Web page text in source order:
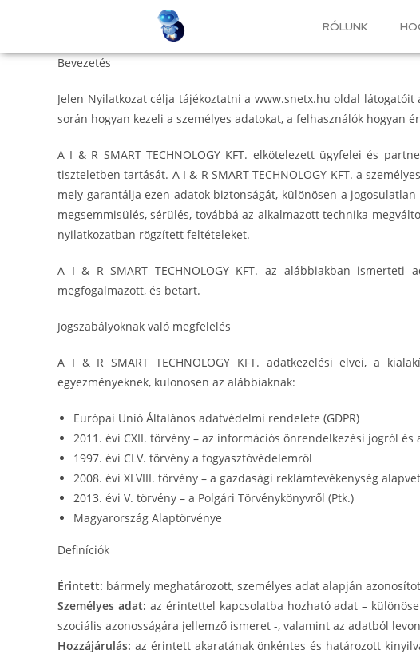
RÓLUNK
Bevezetés
Jelen Nyilatkozat célja tájékoztatni a www.snetx.hu oldal látogatóit
során hogyan kezeli a személyes adatokat, a felhasználók hogyan
A I & R SMART TECHNOLOGY KFT. elkötelezett ügyfelei és
tiszteletben tartását. A I & R SMART TECHNOLOGY KFT. a
mely garantálja ezen adatok biztonságát, különösen a
megsemmisülés, sérülés, továbbá az alkalmazott technika
nyilatkozatban rögzített feltételeket.
A I & R SMART TECHNOLOGY KFT. az alábbiakban
megfogalmazott, és betart.
Jogszabályoknak való megfelelés
A I & R SMART TECHNOLOGY KFT. adatkezelési elvei, a
egyezményeknek, különösen az alábbiaknak:
Európai Unió Általános adatvédelmi rendelete (GDPR)
2011. évi CXII. törvény – az információs önrendelkezési jogról
1997. évi CLV. törvény a fogyasztóvédelemről
2008. évi XLVIII. törvény – a gazdasági reklámtevékenység
2013. évi V. törvény – a Polgári Törvénykönyvről (Ptk.)
Magyarország Alaptörvénye
Definíciók
Érintett: bármely meghatározott, személyes adat alapján
Személyes adat: az érintettel kapcsolatba hozható adat –
szociális azonosságára jellemző ismeret -, valamint az adatból
Hozzájárulás: az érintett akaratának önkéntes és határozott